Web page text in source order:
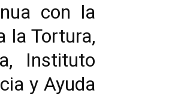
con la
la Tortura,
Instituto
y Ayuda